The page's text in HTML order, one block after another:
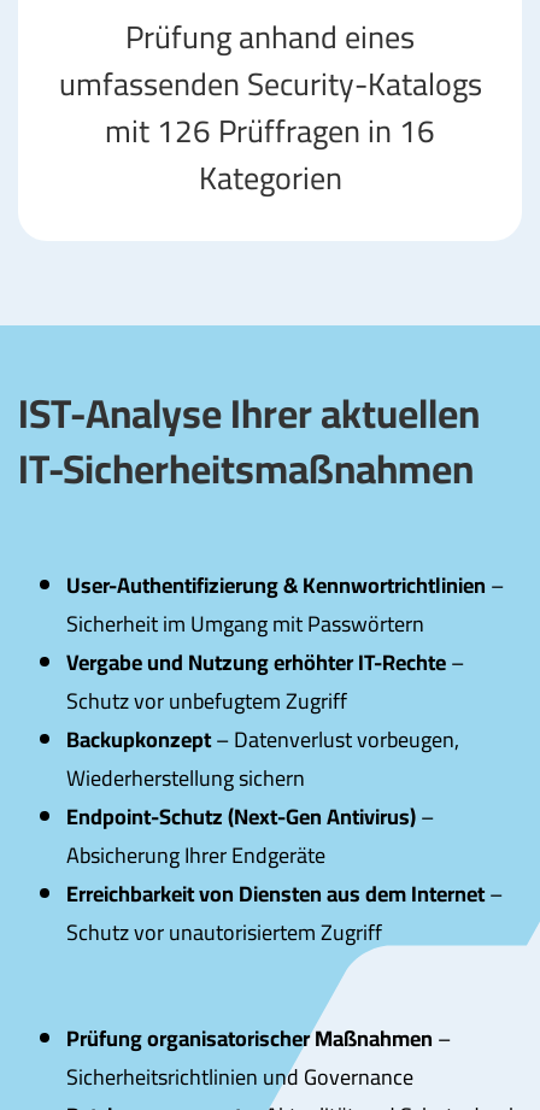
Prüfung anhand eines
umfassenden Security-Katalogs
mit 126 Prüffragen in 16
Kategorien
IST-Analyse Ihrer aktuellen
IT-Sicherheitsmaßnahmen
User-Authentifizierung & Kennwortrichtlinien–
Sicherheit im Umgang mit Passwörtern
Vergabe und Nutzung erhöhter IT-Rechte–
Schutz vor unbefugtem Zugriff
Backupkonzept– Datenverlust vorbeugen,
Wiederherstellung sichern
Endpoint-Schutz (Next-Gen Antivirus)–
Absicherung Ihrer Endgeräte
Erreichbarkeit von Diensten aus dem Internet–
Schutz vor unautorisiertem Zugriff
Prüfung organisatorischer Maßnahmen–
Sicherheitsrichtlinien und Governance